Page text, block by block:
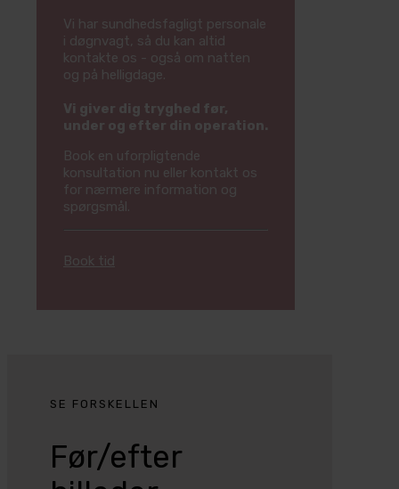
Vi har sundhedsfagligt personale
i døgnvagt, så du kan altid
kontakte os - også om natten
og på helligdage.
Vi giver dig tryghed før,
under og efter din operation.
Book en uforpligtende
konsultation nu eller kontakt os
for nærmere information og
spørgsmål.
Book tid
SE FORSKELLEN
Før/efter